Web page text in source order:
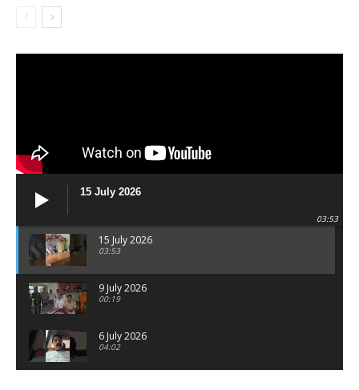
15 July 2026
03:53
15 July 2026
03:53
9 July 2026
00:19
6 July 2026
04:02